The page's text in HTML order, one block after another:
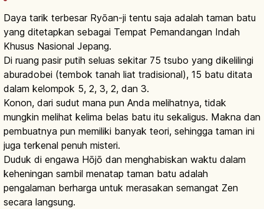
Daya tarik terbesar Ryōan-ji tentu saja adalah taman batu
yang ditetapkan sebagai Tempat Pemandangan Indah
Khusus Nasional Jepang.
Di ruang pasir putih seluas sekitar 75 tsubo yang dikelilingi
aburadobei (tembok tanah liat tradisional), 15 batu ditata
dalam kelompok 5, 2, 3, 2, dan 3.
Konon, dari sudut mana pun Anda melihatnya, tidak
mungkin melihat kelima belas batu itu sekaligus. Makna dan
pembuatnya pun memiliki banyak teori, sehingga taman ini
juga terkenal penuh misteri.
Duduk di engawa Hōjō dan menghabiskan waktu dalam
keheningan sambil menatap taman batu adalah
pengalaman berharga untuk merasakan semangat Zen
secara langsung.